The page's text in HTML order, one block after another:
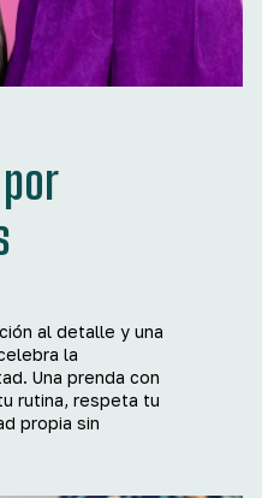
al detalle y una
la
Una prenda con
rutina, respeta tu
propia sin